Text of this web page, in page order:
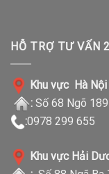
HỖ TRỢ TƯ VẤN
Khu vực Hà
: Số 68 Ngõ
:0978 299 655
Khu vực Hải